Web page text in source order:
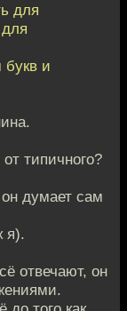
для
и
типичного?
думает сам
я).
отвечают, он